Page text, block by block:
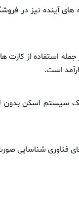
های آینده نیز در
استفاده از کارت
است.
یک سیستم اسکن
فناوری شناسایی